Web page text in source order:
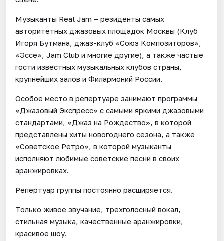
Музыканты Real Jam – резиденты самых
авторитетных джазовых площадок Москвы (Клуб
Игоря Бутмана, джаз-клуб «Союз Композиторов»,
«Эссе», Jam Club и многие другие), а также частые
гости известных музыкальных клубов страны,
крупнейших залов и Филармоний России.
Особое место в репертуаре занимают программы
«Джазовый Экспресс» с самыми яркими джазовыми
стандартами, «Джаз на Рождество», в которой
представлены хиты новогоднего сезона, а также
«Советское Ретро», в которой музыканты
исполняют любимые советские песни в своих
аранжировках.
Репертуар группы постоянно расширяется.
Только живое звучание, трехголосный вокал,
стильная музыка, качественные аранжировки,
красивое шоу.